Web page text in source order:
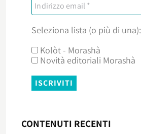
Seleziona lista (o più di una):
Kolòt - Morashà
Novità editoriali Morashà
CONTENUTI RECENTI